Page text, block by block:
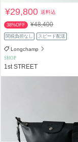
¥29,800送料込
38%OFF ¥48,400
関税負担なし スピード配送
Longchamp
SHOP
1st STREET